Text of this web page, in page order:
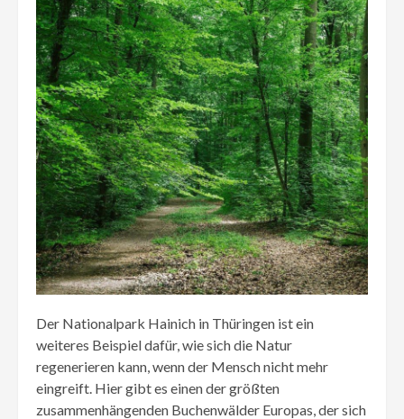
Der Nationalpark Hainich in Thüringen ist ein
weiteres Beispiel dafür, wie sich die Natur
regenerieren kann, wenn der Mensch nicht mehr
eingreift. Hier gibt es einen der größten
zusammenhängenden Buchenwälder Europas, der sich